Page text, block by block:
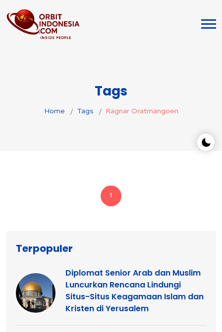
Tags
Home Tags Ragnar Oratmangoen
1
Terpopuler
Diplomat Senior Arab dan Muslim
Luncurkan Rencana Lindungi
Situs-Situs Keagamaan Islam dan
Kristen di Yerusalem